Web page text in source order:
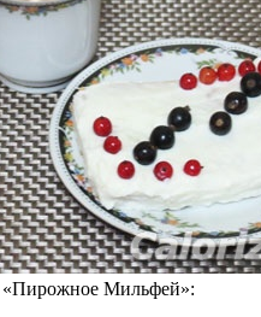
Пирожное Мильфей»: